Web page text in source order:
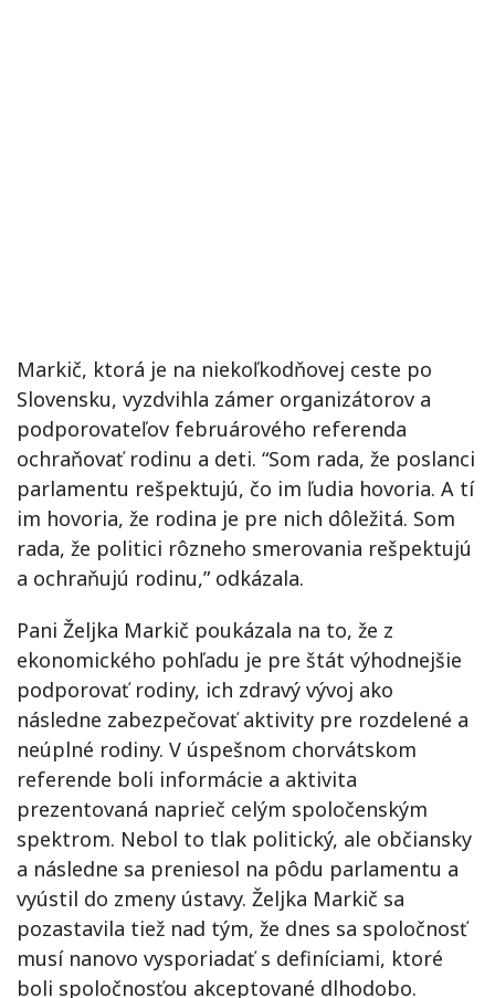
Markič, ktorá je na niekoľkodňovej ceste po
Slovensku, vyzdvihla zámer organizátorov a
podporovateľov februárového referenda
ochraňovať rodinu a deti. “Som rada, že poslanci
parlamentu rešpektujú, čo im ľudia hovoria. A tí
im hovoria, že rodina je pre nich dôležitá. Som
rada, že politici rôzneho smerovania rešpektujú
a ochraňujú rodinu,” odkázala.
Pani Željka Markič poukázala na to, že z
ekonomického pohľadu je pre štát výhodnejšie
podporovať rodiny, ich zdravý vývoj ako
následne zabezpečovať aktivity pre rozdelené a
neúplné rodiny. V úspešnom chorvátskom
referende boli informácie a aktivita
prezentovaná naprieč celým spoločenským
spektrom. Nebol to tlak politický, ale občiansky
a následne sa preniesol na pôdu parlamentu a
vyústil do zmeny ústavy. Željka Markič sa
pozastavila tiež nad tým, že dnes sa spoločnosť
musí nanovo vysporiadať s definíciami, ktoré
boli spoločnosťou akceptované dlhodobo.